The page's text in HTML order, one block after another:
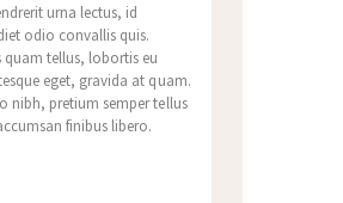
urna lectus, id
odio convallis quis.
quam tellus, lobortis eu
eget, gravida at quam.
nibh, pretium semper tellus
finibus libero.